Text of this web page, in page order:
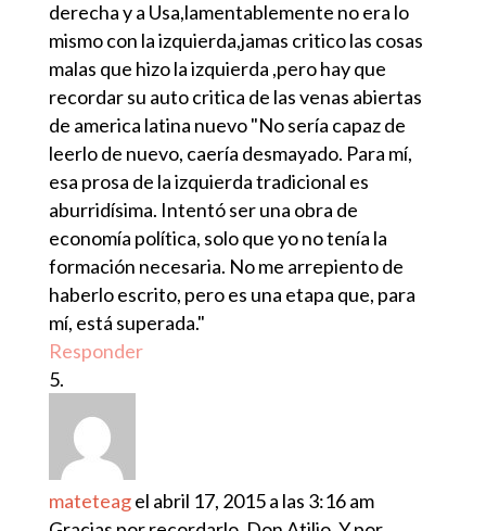
derecha y a Usa,lamentablemente no era lo
mismo con la izquierda,jamas critico las cosas
malas que hizo la izquierda ,pero hay que
recordar su auto critica de las venas abiertas
de america latina nuevo "No sería capaz de
leerlo de nuevo, caería desmayado. Para mí,
esa prosa de la izquierda tradicional es
aburridísima. Intentó ser una obra de
economía política, solo que yo no tenía la
formación necesaria. No me arrepiento de
haberlo escrito, pero es una etapa que, para
mí, está superada."
Responder
mateteagel abril 17, 2015 a las 3:16 am